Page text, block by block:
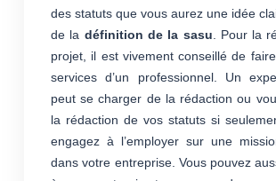
des statuts que vous aurez une idée
de la définition de la sasu . Pour la
projet, il est vivement conseillé de
services d’un professionnel. Un
peut se charger de la rédaction ou
la rédaction de vos statuts si
engagez à l’employer sur une
dans votre entreprise. Vous pouvez